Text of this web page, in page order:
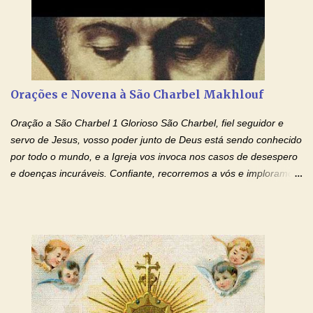
mim o teu fervor, a tua sabedoria e a tua fé. Mostra tua bondade,
ajudando-me e eu me esforçarei para imitar tuas virtudes.
Glória… Amável protetor meu, o estudo geralmente é difícil, duro
e entediante para mim. Tu podes deixar tudo isso mais fácil e
esforço maior em meus estudos e uma vida mais digna de tua
santidade. Glória… Deus, que quiseste atrair tudo a teu unigênito
Filho, que foi crucificado, permite que, pelos méritos e exemplos
de te...
Orações e Novena à São Charbel Makhlouf
Oração a São Charbel 1 Glorioso São Charbel, fiel seguidor e
servo de Jesus, vosso poder junto de Deus está sendo conhecido
por todo o mundo, e a Igreja vos invoca nos casos de desespero
e doenças incuráveis. Confiante, recorremos a vós e imploramos
Queremos sempre lembrar-nos deste favor, da vossa intercessão
e invocar-vos como nosso patrono, para maior glória de Deus e o
bem de nossas almas. São Charbel! Rogai por Nós e por todos
aqueles que invocam o vosso nome e auxílio. Amén. Oração 2 Ó
Deus, admirável em Vossos Santos, Vós que inspirastes a São